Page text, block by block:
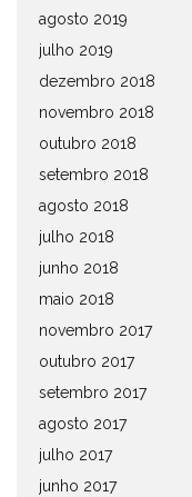
agosto 2019
julho 2019
dezembro 2018
novembro 2018
outubro 2018
setembro 2018
agosto 2018
julho 2018
junho 2018
maio 2018
novembro 2017
outubro 2017
setembro 2017
agosto 2017
julho 2017
junho 2017